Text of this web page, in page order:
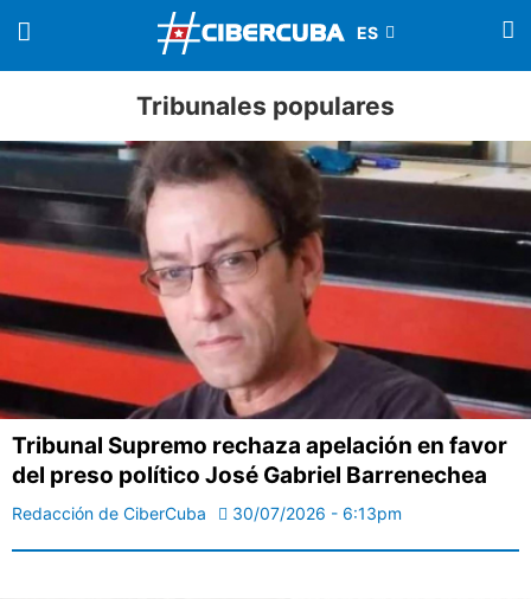
Tribunales populares
Tribunal Supremo rechaza apelación en favor
del preso político José Gabriel Barrenechea
Redacción de CiberCuba 30/07/2026 - 6:13pm